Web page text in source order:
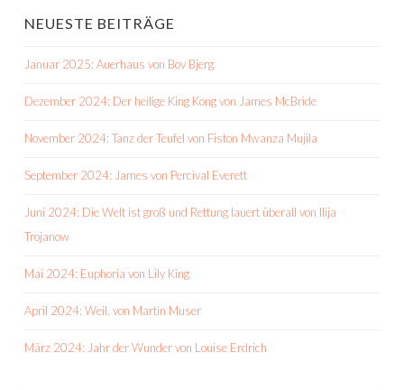
NEUESTE BEITRÄGE
Januar 2025: Auerhaus von Bov Bjerg
Dezember 2024: Der heilige King Kong von James McBride
November 2024: Tanz der Teufel von Fiston Mwanza Mujila
September 2024: James von Percival Everett
Juni 2024: Die Welt ist groß und Rettung lauert überall von Ilija
Trojanow
Mai 2024: Euphoria von Lily King
April 2024: Weil. von Martin Muser
März 2024: Jahr der Wunder von Louise Erdrich